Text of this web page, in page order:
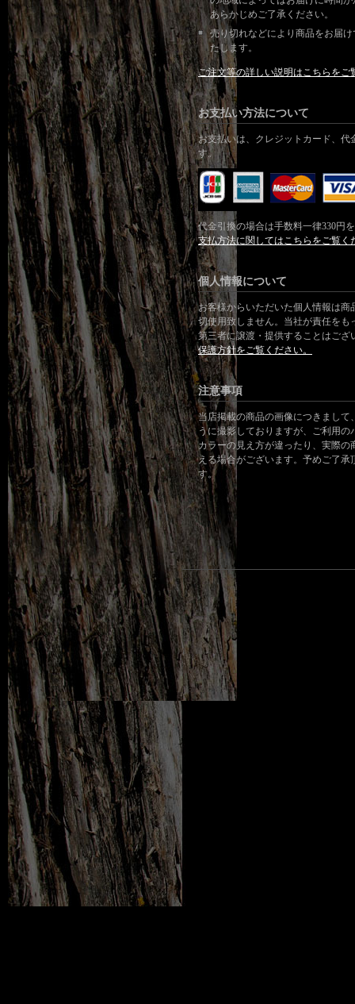
あらかじめご了承ください。
売り切れなどにより商品をお届
たします。
ご注文等の詳しい説明はこちらをご
お支払い方法について
お支払いは、クレジットカード、 代
す。
代金引換の場合は手数料一律330円
支払方法に関してはこちらをご覧く
個人情報について
お客様からいただいた個人情報は商
切使用致しません。当社が責任をも
第三者に譲渡・提供することはござ
保護方針をご覧ください。
注意事項
当店掲載の商品の画像につきまして
うに撮影しておりますが、ご利用
カラーの見え方が違ったり、実際の
える場合がございます。予めご了
す。